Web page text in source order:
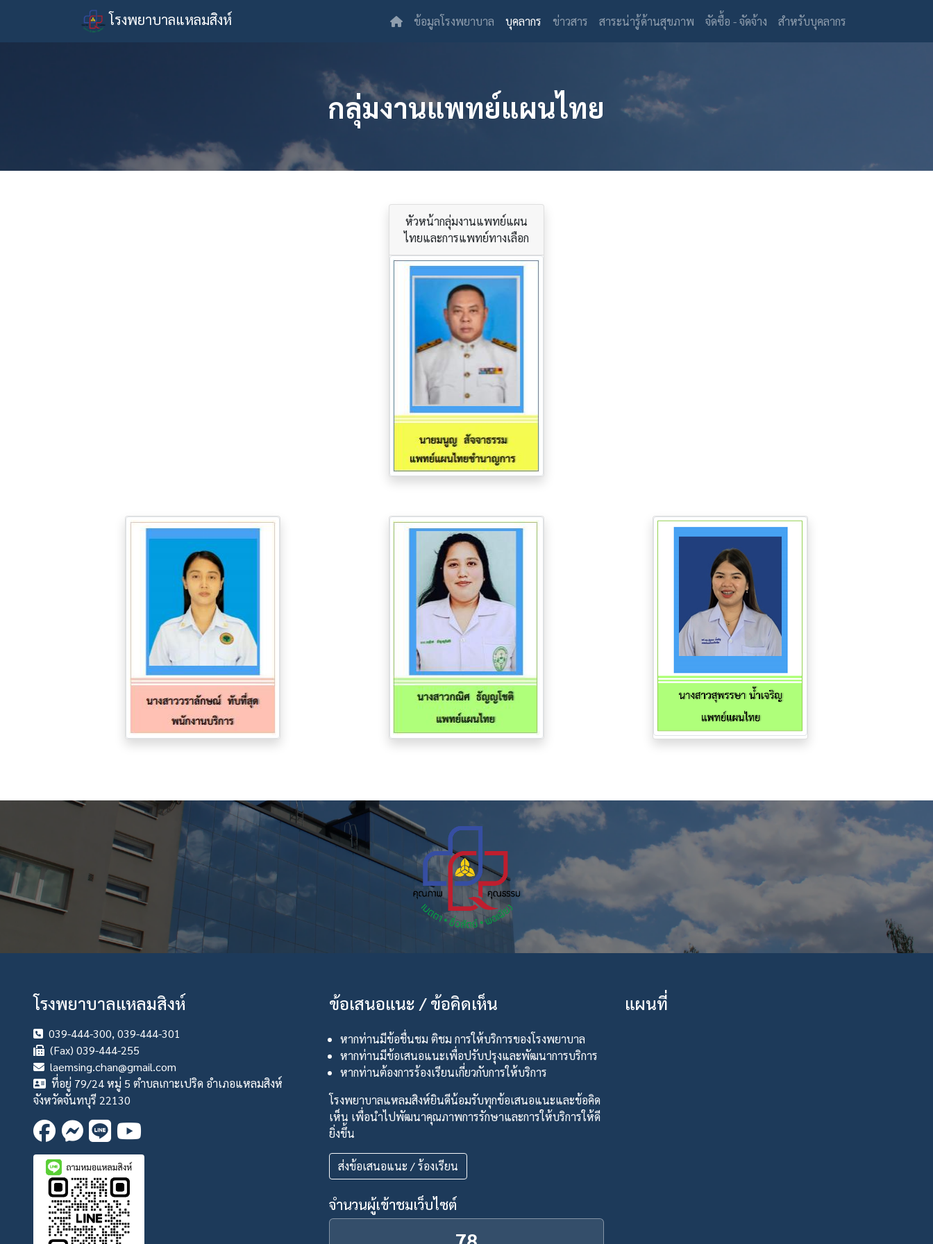
โรงพยาบาลแหลมสิงห์ (current)
ข้อมูลโรงพยาบาล บุคลากร ข่าวสาร สาระน่ารู้ด้านสุขภาพ จัดซื้อ - จัดจ้าง สำหรับบุคลากร
กลุ่มงานแพทย์แผนไทย
หัวหน้ากลุ่มงานแพทย์แผน
ไทยและการแพทย์ทางเลือก
โรงพยาบาลแหลมสิงห์
039-444-300, 039-444-301
(Fax) 039-444-255
laemsing.chan@gmail.com
ที่อยู่ 79/24 หมู่ 5 ตำบลเกาะเปริด อำเภอแหลมสิงห์
จังหวัดจันทบุรี 22130
ข้อเสนอแนะ / ข้อคิดเห็น
หากท่านมีข้อชื่นชม ติชม การให้บริการของโรงพยาบาล
หากท่านมีข้อเสนอแนะเพื่อปรับปรุงและพัฒนาการบริการ
หากท่านต้องการร้องเรียนเกี่ยวกับการให้บริการ
โรงพยาบาลแหลมสิงห์ยินดีน้อมรับทุกข้อเสนอแนะและข้อคิด
เห็น เพื่อนำไปพัฒนาคุณภาพการรักษาและการให้บริการให้ดี
ยิ่งขึ้น
ส่งข้อเสนอแนะ / ร้องเรียน
จำนวนผู้เข้าชมเว็บไซต์
แผนที่